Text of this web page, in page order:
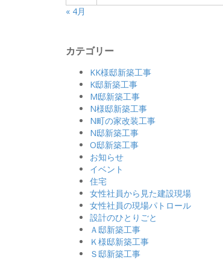
« 4月
カテゴリー
KK様邸新築工事
K邸新築工事
M邸新築工事
N様邸新築工事
N町の家改装工事
N邸新築工事
O邸新築工事
お知らせ
イベント
住宅
女性社員から見た建設現場
女性社員の現場パトロール
設計のひとりごと
Ａ邸新築工事
Ｋ様邸新築工事
Ｓ邸新築工事